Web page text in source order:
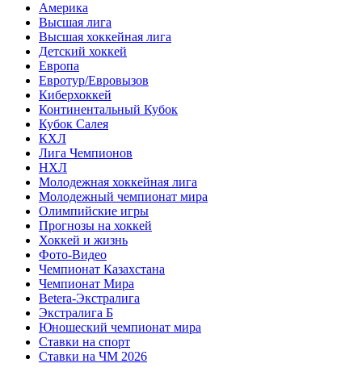
Америка
Высшая лига
Высшая хоккейная лига
Детский хоккей
Европа
Евротур/Евровызов
Киберхоккей
Континентальный Кубок
Кубок Салея
КХЛ
Лига Чемпионов
НХЛ
Молодежная хоккейная лига
Молодежный чемпионат мира
Олимпийские игры
Прогнозы на хоккей
Хоккей и жизнь
Фото-Видео
Чемпионат Казахстана
Чемпионат Мира
Betera-Экстралига
Экстралига Б
Юношеский чемпионат мира
Ставки на спорт
Ставки на ЧМ 2026